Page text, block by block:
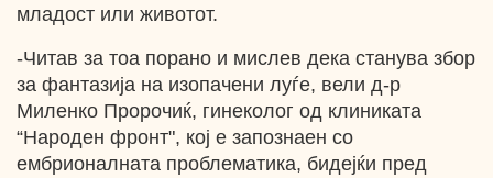
младост или животот.
-Читав за тоа порано и мислев дека станува збор
за фантазија на изопачени луѓе, вели д-р
Миленко Пророчиќ, гинеколог од клиниката
“Народен фронт", кој е запознаен со
ембрионалната проблематика, бидејќи пред